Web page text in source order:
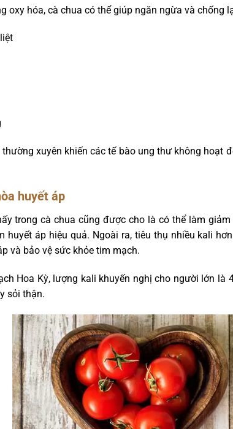
oxy hóa, cà chua có thể giúp ngăn ngừa và chống
xuyên khiến các tế bào ung thư không
huyết áp
trong cà chua cũng được cho là có thể làm
huyết áp hiệu quả. Ngoài ra, tiêu thụ nhiều kali
và bảo vệ sức khỏe tim mạch.
Hoa Kỳ, lượng kali khuyến nghị cho người lớn là
sỏi thận.